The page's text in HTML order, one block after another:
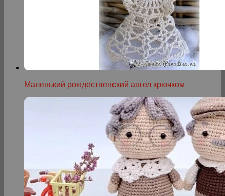
Маленький рождественский ангел крючком